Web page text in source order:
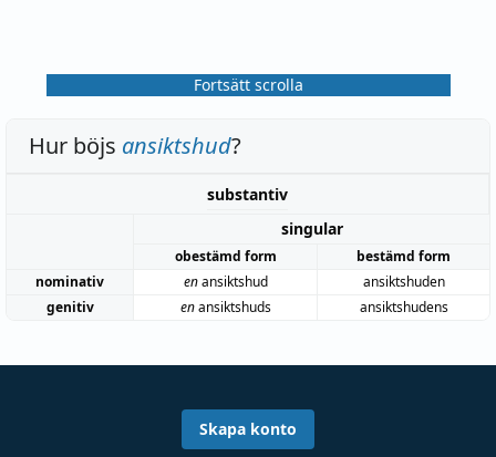
Fortsätt scrolla
Hur böjs ansiktshud?
substantiv
singular
obestämd form
bestämd form
nominativ
enansiktshud
ansiktshuden
genitiv
enansiktshuds ansiktshudens
Skapa konto